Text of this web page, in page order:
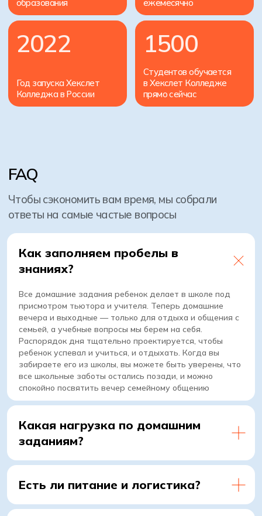
Как заполняем пробелы в
знаниях?
Все домашние задания ребенок делает в школе под
присмотром тьютора и учителя. Теперь домашние
вечера и выходные — только для отдыха и общения с
семьей, а учебные вопросы мы берем на себя.
Распорядок дня тщательно проектируется, чтобы
ребенок успевал и учиться, и отдыхать. Когда вы
забираете его из школы, вы можете быть уверены, что
все школьные заботы остались позади, и можно
спокойно посвятить вечер семейному общению
Какая нагрузка по домашним
заданиям?
Есть ли питание и логистика?
г. Алматы, проспект Назарбаева, 103,
+7 (775) 007-03-77
Один день в школе
Как учим
Консультация
Преподаватели
Комьюнити
Подать заявку